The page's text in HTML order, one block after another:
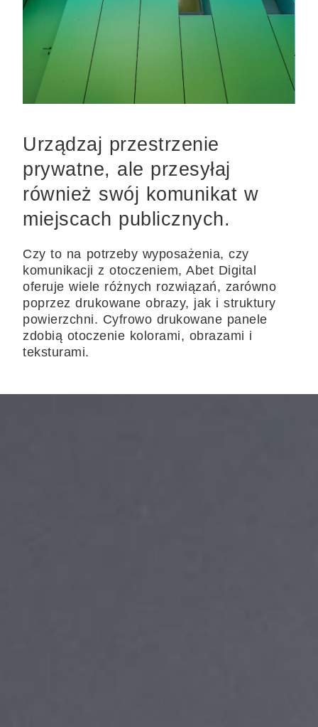
Urządzaj przestrzenie
prywatne, ale przesyłaj
również swój komunikat w
miejscach publicznych.
Czy to na potrzeby wyposażenia, czy
komunikacji z otoczeniem, Abet Digital
oferuje wiele różnych rozwiązań, zarówno
poprzez drukowane obrazy, jak i struktury
powierzchni. Cyfrowo drukowane panele
zdobią otoczenie kolorami, obrazami i
teksturami.